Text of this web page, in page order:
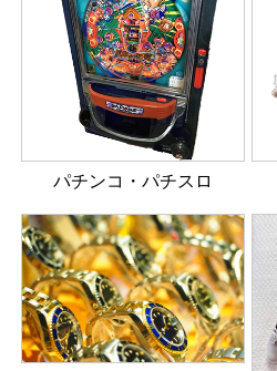
パチンコ・パチスロ